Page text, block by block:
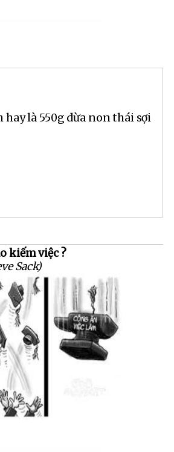
là 550g dừa non thái sợi
kiếm việc ?
Sack)